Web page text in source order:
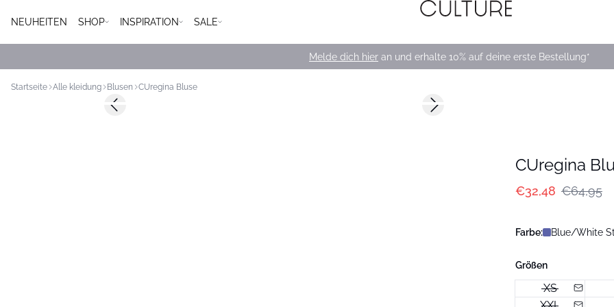
NEUHEITEN SHOP INSPIRATION SALE
Melde dich hier an und erhalte 10% auf deine erste Bestellung*
Startseite Alle kleidung Blusen CUregina Bluse
-50%Previous slide Next slide
CUregina
€32,48 €64,95
Farbe: Blue/White
Größen
XS